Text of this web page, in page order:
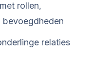
met rollen,
relaties